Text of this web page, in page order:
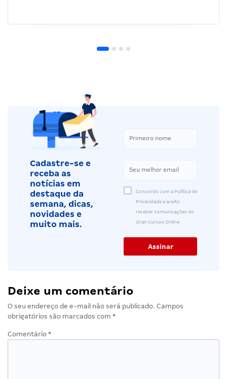
Cadastre-se e
receba as
notícias em
destaque da
semana, dicas,
novidades e
muito mais.
Concordo com a Política de
Privacidade e aceito
receber comunicações do
Gran Cursos Online.
Deixe um comentário
O seu endereço de e-mail não será publicado. Campos
obrigatórios são marcados com *
Comentário *